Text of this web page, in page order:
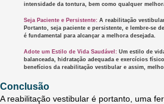
intensidade da tontura, bem como qualquer
Seja Paciente e Persistente: A reabilitação
Portanto, seja paciente e persistente, e lembre-se
é fundamental para alcançar a melhora desejada.
Adote um Estilo de Vida Saudável: Um estilo de
balanceada, hidratação adequada e exercícios
benefícios da reabilitação vestibular e assim,
Conclusão
A reabilitação vestibular é portanto, uma